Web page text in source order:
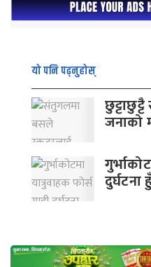
यो पनि पढ्नुहोस्
जनाको
दुर्घटना